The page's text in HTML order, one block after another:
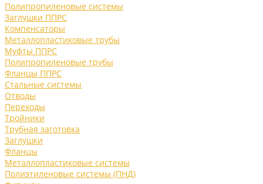
Полипропиленовые системы
Заглушки ППРС
Компенсаторы
Металлопластиковые трубы
Муфты ППРС
Полипропиленовые трубы
Фланцы ППРС
Стальные системы
Отводы
Переходы
Тройники
Трубная заготовка
Заглушки
Фланцы
Металлопластиковые системы
Полиэтиленовые системы (ПНД)